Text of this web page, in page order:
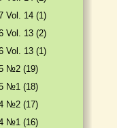
Vol. 14 (1)
Vol. 13 (2)
Vol. 13 (1)
№2 (19)
№1 (18)
№2 (17)
№1 (16)